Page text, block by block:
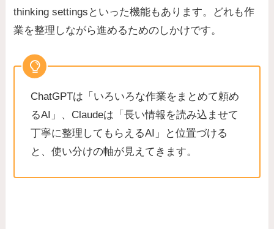
thinking settingsといった機能もあります。どれも作
業を整理しながら進めるためのしかけです。
ChatGPTは「いろいろな作業をまとめて頼め
るAI」、Claudeは「長い情報を読み込ませて
丁寧に整理してもらえるAI」と位置づける
と、使い分けの軸が見えてきます。